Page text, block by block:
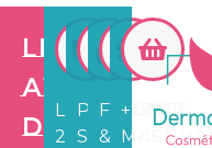
Les
avantages
de
LIVRAISON
24/72H
PAIEMENT
SÉCURISÉ
FIDÉLITÉ
&
+3.500